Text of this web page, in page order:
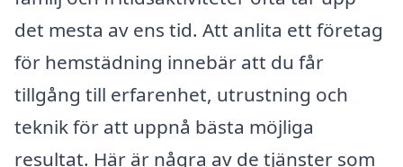
det mesta av ens tid. Att anlita ett företag
för hemstädning innebär att du får
tillgång till erfarenhet, utrustning och
teknik för att uppnå bästa möjliga
resultat. Här är några av de tjänster som